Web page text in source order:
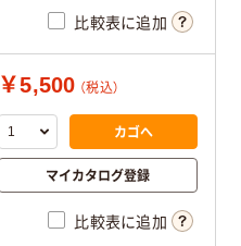
比較表に追加
￥5,500 （税込）
カゴへ
マイカタログ登録
比較表に追加